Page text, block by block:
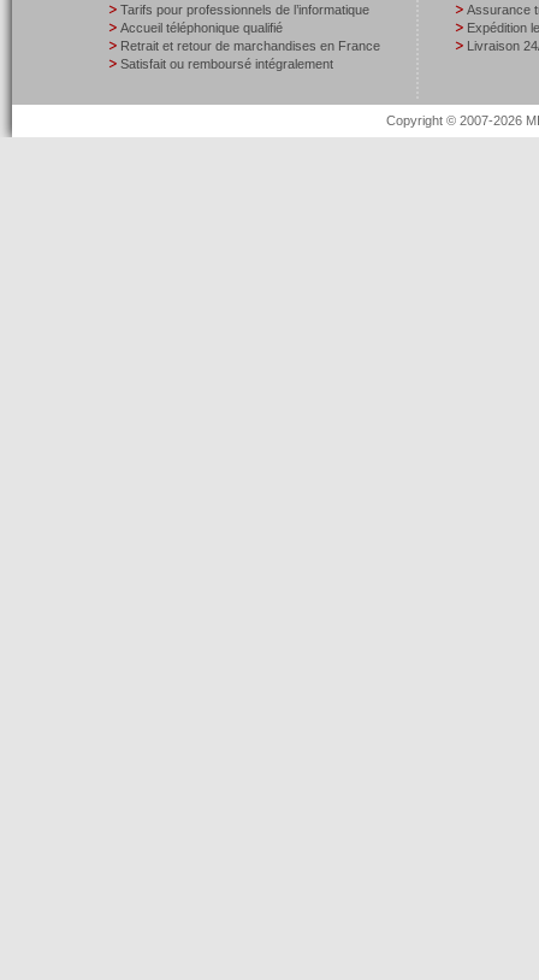
Tarifs pour professionnels de l’informatique
Accueil téléphonique qualifié
Retrait et retour de marchandises en France
Satisfait ou remboursé intégralement
Assurance
Expédition
Livraison
Copyright © 2007-2026